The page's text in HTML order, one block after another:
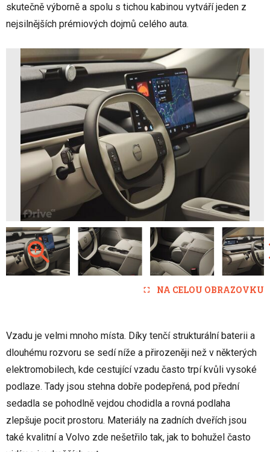
skutečně výborně a spolu s tichou kabinou vytváří jeden z
nejsilnějších prémiových dojmů celého auta.
NA CELOU OBRAZOVKU
Vzadu je velmi mnoho místa. Díky tenčí strukturální baterii a
dlouhému rozvoru se sedí níže a přirozeněji než v některých
elektromobilech, kde cestující vzadu často trpí kvůli vysoké
podlaze. Tady jsou stehna dobře podepřená, pod přední
sedadla se pohodlně vejdou chodidla a rovná podlaha
zlepšuje pocit prostoru. Materiály na zadních dveřích jsou
také kvalitní a Volvo zde nešetřilo tak, jak to bohužel často